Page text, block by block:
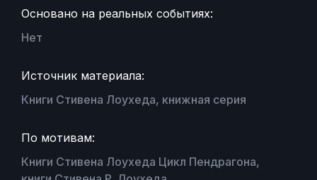
Основано на реальных событиях:
Нет
Источник материала:
Книги Стивена Лоухеда, книжная серия
По мотивам:
Книги Стивена Лоухеда Цикл Пендрагона,